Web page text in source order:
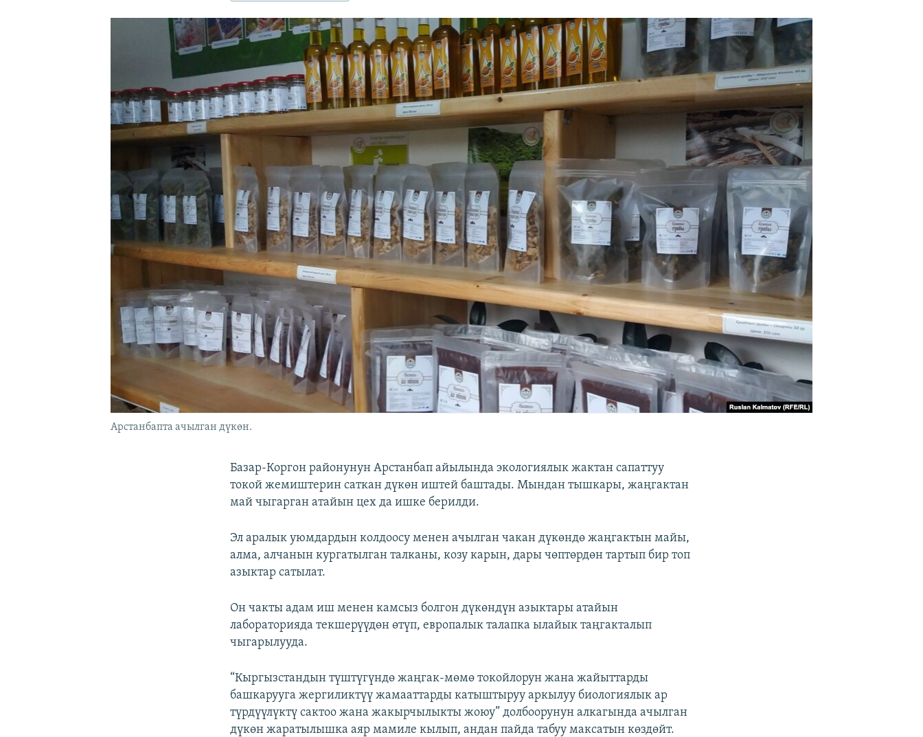
Арстанбапта ачылган дүкөн.
Базар-Коргон районунун Арстанбап айылында экологиялык жактан сапаттуу
токой жемиштерин саткан дүкөн иштей баштады. Мындан тышкары, жаңгактан
май чыгарган атайын цех да ишке берилди.
Эл аралык уюмдардын колдоосу менен ачылган чакан дүкөндө жаңгактын майы,
алма, алчанын кургатылган талканы, козу карын, дары чөптөрдөн тартып бир топ
азыктар сатылат.
Он чакты адам иш менен камсыз болгон дүкөндүн азыктары атайын
лабораторияда текшерүүдөн өтүп, европалык талапка ылайык таңгакталып
чыгарылууда.
“Кыргызстандын түштүгүндө жаңгак-мөмө токойлорун жана жайыттарды
башкарууга жергиликтүү жамааттарды катыштыруу аркылуу биологиялык ар
түрдүүлүктү сактоо жана жакырчылыкты жоюу” долбоорунун алкагында ачылган
дүкөн жаратылышка аяр мамиле кылып, андан пайда табуу максатын көздөйт.